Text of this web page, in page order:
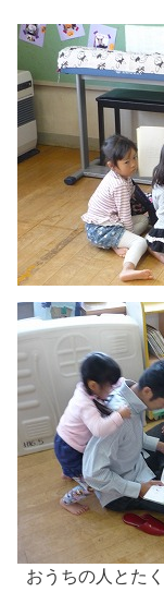
おうちの人とた